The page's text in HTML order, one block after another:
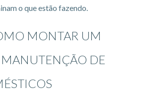
o que estão fazendo.
MONTAR UM
MANUTENÇÃO DE